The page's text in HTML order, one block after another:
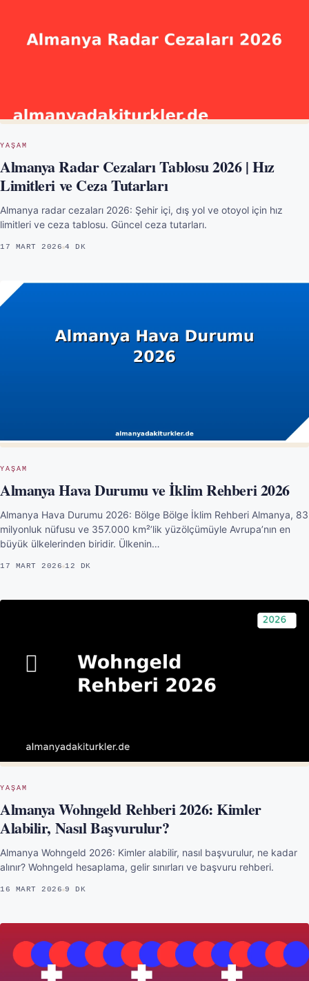
YAŞAM
Almanya Radar Cezaları Tablosu 2026 | Hız
Limitleri ve Ceza Tutarları
Almanya radar cezaları 2026: Şehir içi, dış yol ve otoyol için hız
limitleri ve ceza tablosu. Güncel ceza tutarları.
17 MART 2026 4 DK
YAŞAM
Almanya Hava Durumu ve İklim Rehberi 2026
Almanya Hava Durumu 2026: Bölge Bölge İklim Rehberi Almanya, 83
milyonluk nüfusu ve 357.000 km²’lik yüzölçümüyle Avrupa’nın en
büyük ülkelerinden biridir. Ülkenin…
17 MART 2026 12 DK
YAŞAM
Almanya Wohngeld Rehberi 2026: Kimler
Alabilir, Nasıl Başvurulur?
Almanya Wohngeld 2026: Kimler alabilir, nasıl başvurulur, ne kadar
alınır? Wohngeld hesaplama, gelir sınırları ve başvuru rehberi.
16 MART 2026 9 DK